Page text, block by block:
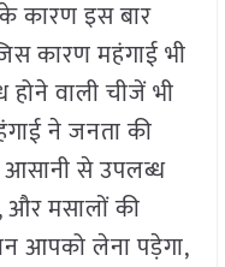
कारण इस बार
कारण महंगाई भी
वाली चीजें भी
ने जनता की
से उपलब्ध
मसालों की
आपको लेना पड़ेगा,